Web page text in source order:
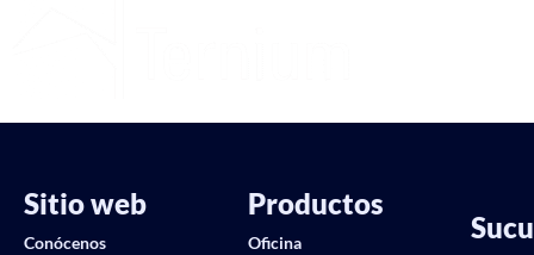
Sitio web
Conócenos
Productos
Oficina